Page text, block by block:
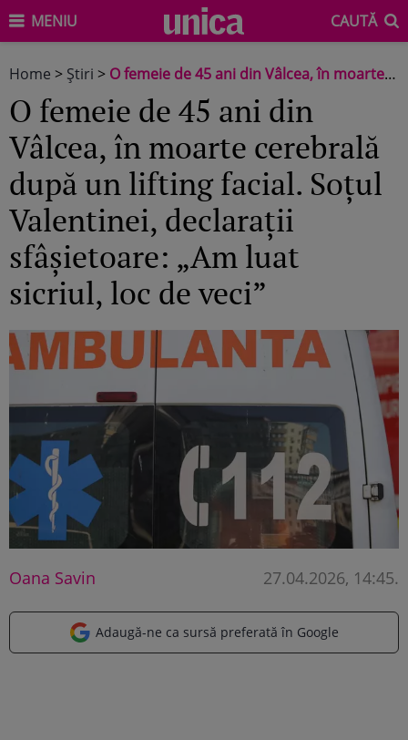
MENIU CAUTĂ
Home > Știri > O femeie de 45 ani din Vâlcea, în moarte cerebrală după un lifting facial. Soțul Valentinei, declarații sfâșietoare: „Am luat sicriul, loc de veci”
O femeie de 45 ani din
Vâlcea, în moarte cerebrală
după un lifting facial. Soțul
Valentinei, declarații
sfâșietoare: „Am luat
sicriul, loc de veci”
Oana Savin 27.04.2026, 14:45.
Adaugă-ne ca sursă preferată în Google